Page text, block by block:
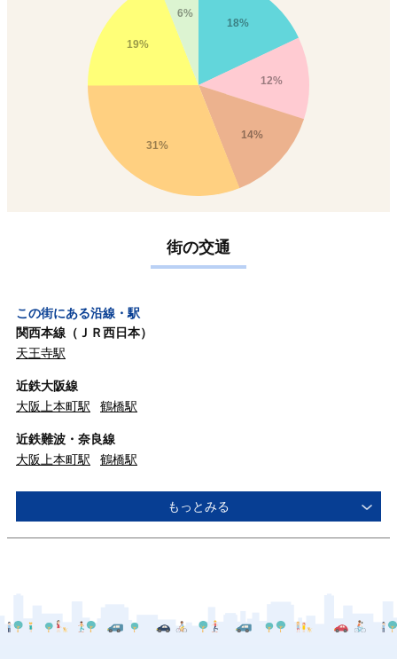
18%
12%
14%
31%
19%
6%
街の交通
この街にある沿線・駅
関西本線（ＪＲ西日本）
天王寺駅
近鉄大阪線
大阪上本町駅
鶴橋駅
近鉄難波・奈良線
大阪上本町駅
鶴橋駅
もっとみる